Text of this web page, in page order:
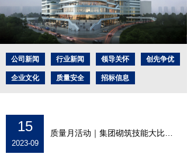
新闻中心
精品工程
社会责任
人力资源
公司新闻 行业新闻 领导关怀 创先争优
企业文化 质量安全 招标信息
15
2023-09
质量月活动｜集团砌筑技能大比武圆满